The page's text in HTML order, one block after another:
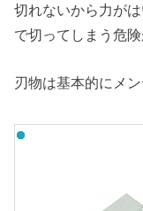
切れないから力が
で切ってしまう危険
刃物は基本的にメ